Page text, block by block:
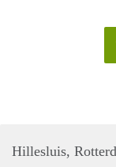
Hillesluis,